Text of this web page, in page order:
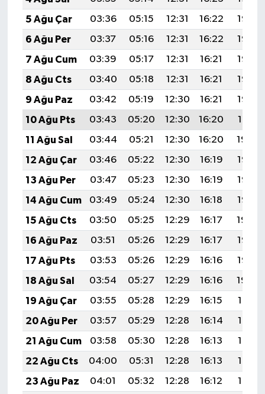
5 Ağu Çar
03:36 05:15 12:31 16:22
19:37
6 Ağu Per
03:37 05:16 12:31 16:22
19:36
7 Ağu Cum
03:39 05:17 12:31 16:21
19:35
8 Ağu Cts
03:40 05:18 12:31 16:21
19:33
9 Ağu Paz
03:42 05:19 12:30 16:21
19:32
10 Ağu Pts
03:43 05:20 12:30 16:20
19:31
11 Ağu Sal
03:44 05:21 12:30 16:20
19:30
12 Ağu Çar
03:46 05:22 12:30 16:19
19:28
13 Ağu Per
03:47 05:23 12:30 16:19
19:27
14 Ağu Cum
03:49 05:24 12:30 16:18
19:26
15 Ağu Cts
03:50 05:25 12:29 16:17
19:24
16 Ağu Paz
03:51 05:26 12:29 16:17
19:23
17 Ağu Pts
03:53 05:26 12:29 16:16
19:22
18 Ağu Sal
03:54 05:27 12:29 16:16
19:20
19 Ağu Çar
03:55 05:28 12:29 16:15
19:19
20 Ağu Per
03:57 05:29 12:28 16:14
19:18
21 Ağu Cum
03:58 05:30 12:28 16:13
19:16
22 Ağu Cts
04:00 05:31 12:28 16:13
19:15
23 Ağu Paz
04:01 05:32 12:28 16:12
19:13